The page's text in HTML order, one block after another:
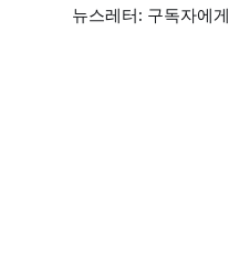
뉴스레터: 구독자에게